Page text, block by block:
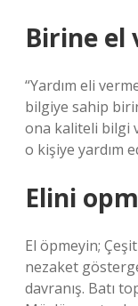
Birine el
“Yardım eli
bilgiye sahip
ona kaliteli bilgi
o kişiye yardım
Elini
El öpmeyin;
nezaket
davranış. Batı